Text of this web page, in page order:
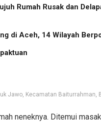
Rumah Rusak dan
di Aceh, 14 Wilayah
Jawo, Kecamatan Baiturrahman,
neneknya. Ditemui